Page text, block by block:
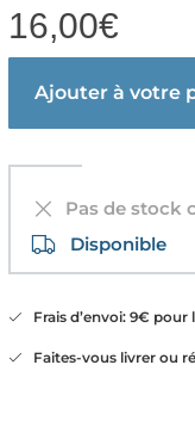
16,00€
Ajouter à votre
Pas de stock
Disponible
Frais d’envoi: 9€ pour
Faites-vous livrer ou